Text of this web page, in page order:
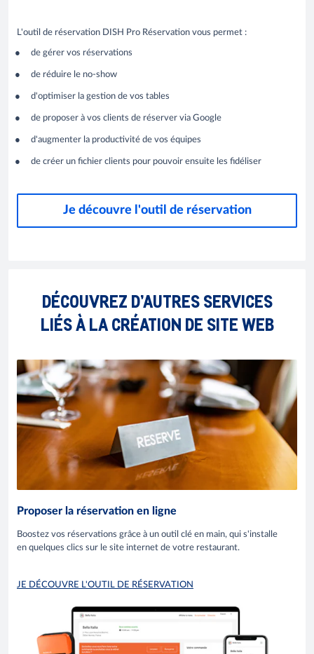
L'outil de réservation DISH Pro Réservation vous permet :
de gérer vos réservations
de réduire le no-show
d'optimiser la gestion de vos tables
de proposer à vos clients de réserver via Google
d'augmenter la productivité de vos équipes
de créer un fichier clients pour pouvoir ensuite les fidéliser
Je découvre l'outil de réservation
DÉCOUVREZ D’AUTRES SERVICES
LIÉS À LA CRÉATION DE SITE WEB
Proposer la réservation en ligne
Boostez vos réservations grâce à un outil clé en main, qui s'installe
en quelques clics sur le site internet de votre restaurant.
JE DÉCOUVRE L'OUTIL DE RÉSERVATION